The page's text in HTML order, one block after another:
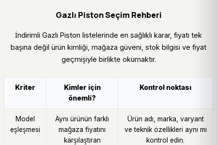
Gazlı Piston Seçim Rehberi
İndirimli Gazlı Piston listelerinde en sağlıklı karar, fiyatı tek
başına değil ürün kimliği, mağaza güveni, stok bilgisi ve fiyat
geçmişiyle birlikte okumaktır.
Kriter
Kimler için
önemli?
Kontrol noktası
Model
eşleşmesi
Aynı ürünün farklı
mağaza fiyatını
karşılaştıran
Ürün adı, marka, varyant
ve teknik özellikleri aynı mı
kontrol edin.